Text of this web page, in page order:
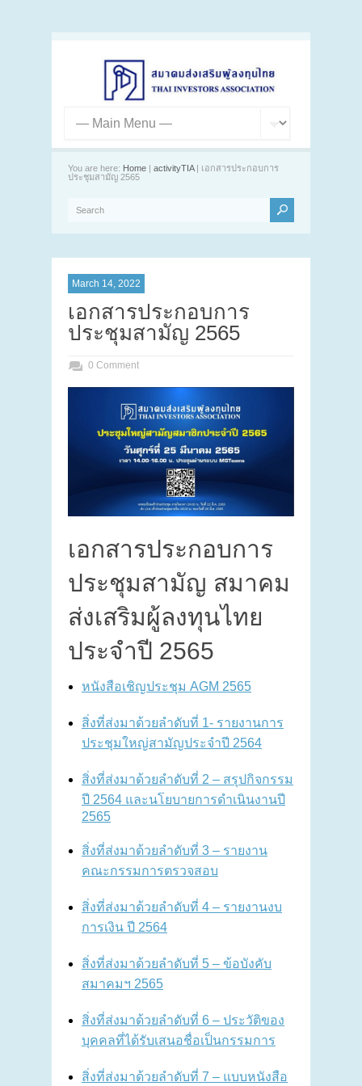
You are here: Home | activityTIA| เอกสารประกอบการ
ประชุมสามัญ 2565
March 14, 2022
เอกสารประกอบการ
ประชุมสามัญ 2565
0 Comment
เอกสารประกอบการ
ประชุมสามัญ สมาคม
ส่งเสริมผู้ลงทุนไทย
ประจำปี 2565
หนังสือเชิญประชุม AGM 2565
สิ่งที่ส่งมาด้วยลำดับที่ 1- รายงานการ
ประชุมใหญ่สามัญประจำปี 2564
สิ่งที่ส่งมาด้วยลำดับที่ 2 – สรุปกิจกรรม
ปี 2564 และนโยบายการดำเนินงานปี
2565
สิ่งที่ส่งมาด้วยลำดับที่ 3 – รายงาน
คณะกรรมการตรวจสอบ
สิ่งที่ส่งมาด้วยลำดับที่ 4 – รายงานงบ
การเงิน ปี 2564
สิ่งที่ส่งมาด้วยลำดับที่ 5 – ข้อบังคับ
สมาคมฯ 2565
สิ่งที่ส่งมาด้วยลำดับที่ 6 – ประวัติของ
บุคคลที่ได้รับเสนอชื่อเป็นกรรมการ
สิ่งที่ส่งมาด้วยลำดับที่ 7 – แบบหนังสือ